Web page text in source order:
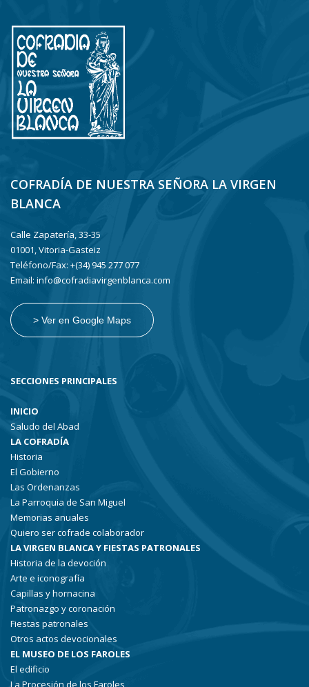
COFRADÍA DE NUESTRA SEÑORA LA VIRGEN
BLANCA
Calle Zapatería, 33-35
01001, Vitoria-Gasteiz
Teléfono/Fax: +(34) 945 277 077
Email: info@cofradiavirgenblanca.com
> Ver en Google Maps
SECCIONES PRINCIPALES
INICIO
Saludo del Abad
LA COFRADÍA
Historia
El Gobierno
Las Ordenanzas
La Parroquia de San Miguel
Memorias anuales
Quiero ser cofrade colaborador
LA VIRGEN BLANCA Y FIESTAS PATRONALES
Historia de la devoción
Arte e iconografía
Capillas y hornacina
Patronazgo y coronación
Fiestas patronales
Otros actos devocionales
EL MUSEO DE LOS FAROLES
El edificio
La Procesión de los Faroles